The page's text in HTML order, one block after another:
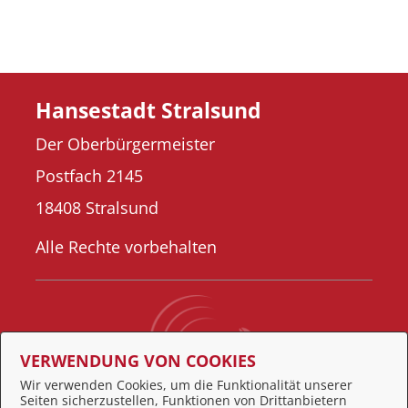
Behördennummer 115
Hansestadt Stralsund
Der Oberbürgermeister
Postfach 2145
18408 Stralsund
Alle Rechte vorbehalten
VERWENDUNG VON COOKIES
Wir verwenden Cookies, um die Funktionalität unserer
Seiten sicherzustellen, Funktionen von Drittanbietern